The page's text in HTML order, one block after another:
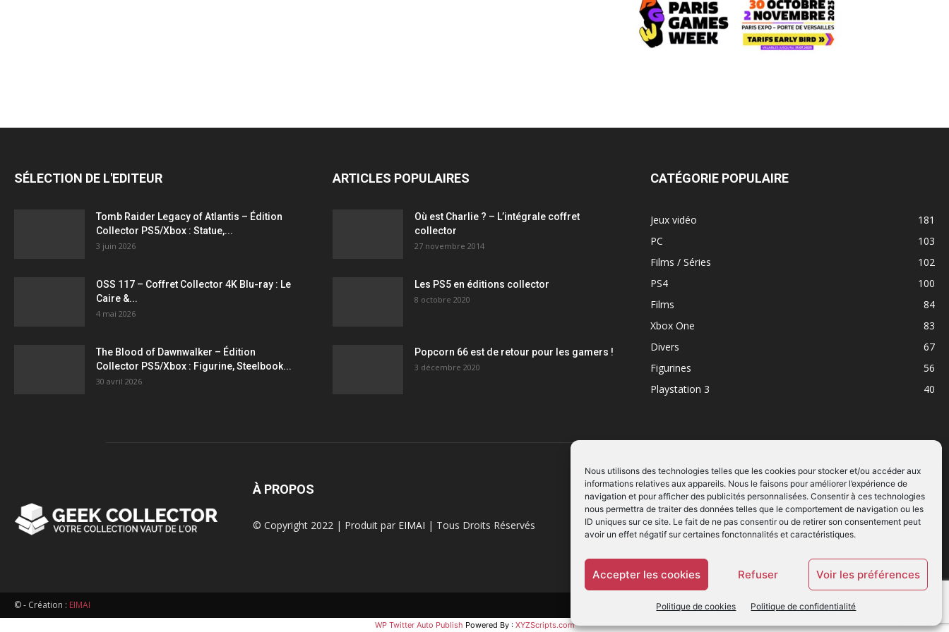
Nous utilisons des technologies telles que les cookies pour stocker et/ou accéder aux
informations relatives aux appareils. Nous le faisons pour améliorer l’expérience de
navigation et pour afficher des publicités personnalisées. Consentir à ces technologies
nous permettra de traiter des données telles que le comportement de navigation ou les
ID uniques sur ce site. Le fait de ne pas consentir ou de retirer son consentement peut
avoir un effet négatif sur certaines fonctonnalités et caractéristiques.
Accepter les cookies Refuser Voir les préférences
Politique de cookies Politique de confidentialité
statuettes
SÉLECTION DE L'EDITEUR
Tomb Raider Legacy of Atlantis – Édition
Collector PS5/Xbox : Statue,...
3 juin 2026
OSS 117 – Coffret Collector 4K Blu-ray : Le
Caire &...
4 mai 2026
The Blood of Dawnwalker – Édition
Collector PS5/Xbox : Figurine, Steelbook...
30 avril 2026
ARTICLES POPULAIRES
Où est Charlie ? – L’intégrale coffret
collector
27 novembre 2014
Les PS5 en éditions collector
8 octobre 2020
Popcorn 66 est de retour pour les gamers !
3 décembre 2020
CATÉGORIE POPULAIRE
Jeux vidéo
181
PC
103
Films / Séries
102
PS4
100
Films
84
Xbox One
83
Divers
67
Figurines
56
Playstation 3
40
À PROPOS
© Copyright 2022 | Produit par EIMAI | Tous Droits Réservés
SUIVEZ NOUS
© - Création : EIMAI
WP Twitter Auto Publish Powered By : XYZScripts.com